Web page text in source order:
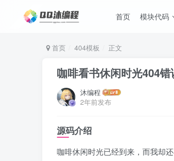
首页 模块代码
首页 404模板 正文
咖啡看书休闲时光404
沐编程
2年前发布
源码介绍
咖啡休闲时光已经到来，而我却